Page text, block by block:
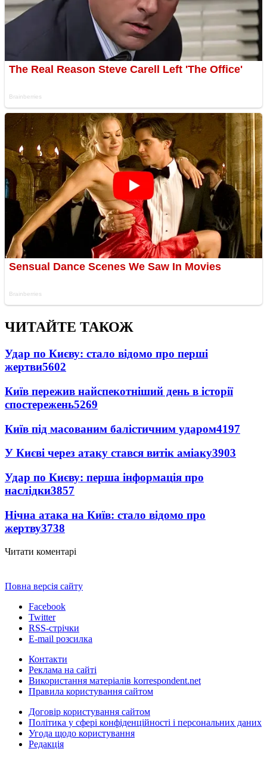
ЧИТАЙТЕ ТАКОЖ
Удар по Києву: стало відомо про перші
жертви5602
Київ пережив найспекотніший день в історії
спостережень5269
Київ під масованим балістичним ударом4197
У Києві через атаку стався витік аміаку3903
Удар по Києву: перша інформація про
наслідки3857
Нічна атака на Київ: стало відомо про
жертву3738
Читати коментарі
Повна версія сайту
Facebook
Twitter
RSS-стрічки
E-mail розсилка
Контакти
Реклама на сайті
Використання матеріалів korrespondent.net
Правила користування сайтом
Договір користування сайтом
Політика у сфері конфіденційності і персональних даних
Угода щодо користування
Редакція